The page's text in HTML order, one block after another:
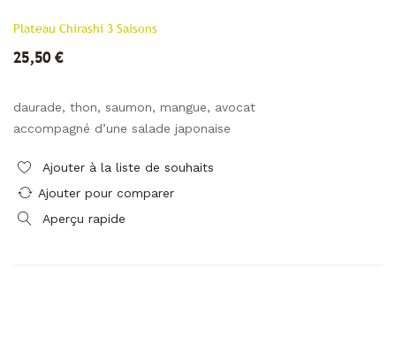
Plateau Chirashi 3 Saisons
25,50 €
daurade, thon, saumon, mangue, avocat
accompagné d’une salade japonaise
Ajouter à la liste de souhaits
Ajouter pour comparer
Aperçu rapide